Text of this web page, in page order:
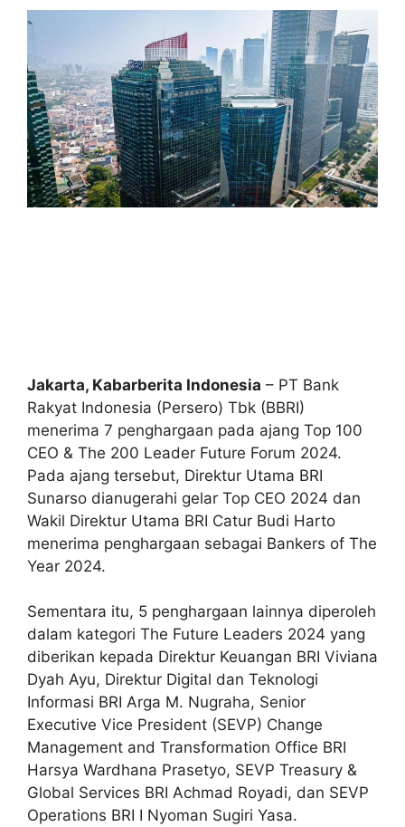
Jakarta, Kabarberita Indonesia – PT Bank
Rakyat Indonesia (Persero) Tbk (BBRI)
menerima 7 penghargaan pada ajang Top 100
CEO & The 200 Leader Future Forum 2024.
Pada ajang tersebut, Direktur Utama BRI
Sunarso dianugerahi gelar Top CEO 2024 dan
Wakil Direktur Utama BRI Catur Budi Harto
menerima penghargaan sebagai Bankers of The
Year 2024.
Sementara itu, 5 penghargaan lainnya diperoleh
dalam kategori The Future Leaders 2024 yang
diberikan kepada Direktur Keuangan BRI Viviana
Dyah Ayu, Direktur Digital dan Teknologi
Informasi BRI Arga M. Nugraha, Senior
Executive Vice President (SEVP) Change
Management and Transformation Office BRI
Harsya Wardhana Prasetyo, SEVP Treasury &
Global Services BRI Achmad Royadi, dan SEVP
Operations BRI I Nyoman Sugiri Yasa.